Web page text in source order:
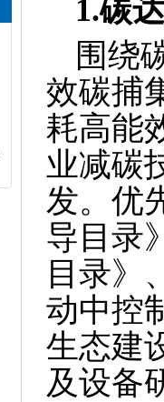
1.碳
围绕
效碳捕
耗高能
业减碳
发。优
导目录
目录》
动中控
生态建
及设备